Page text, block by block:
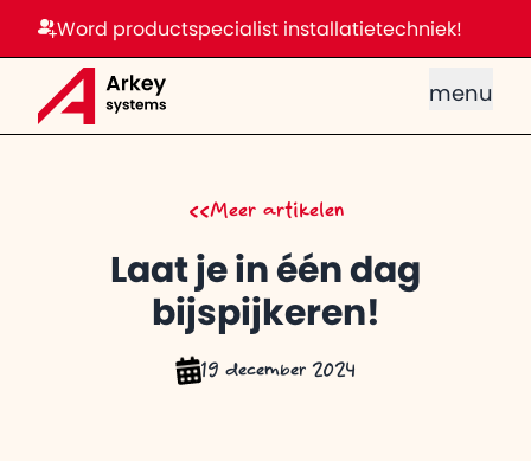
Word productspecialist installatietechniek!
menu
<<Meer artikelen
Laat je in één dag
bijspijkeren!
19 december 2024